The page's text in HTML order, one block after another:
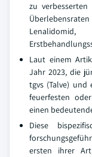
zu verbesserten
Laut einem
Jahr 2023, die
tgvs (Talve) und
feuerfesten
einen
Diese
ersten ihrer